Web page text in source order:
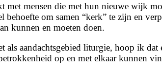
met mensen die met hun nieuwe wijk
behoefte om samen “kerk” te zijn en
kunnen en moeten doen.
als aandachtsgebied liturgie, hoop ik
op en met elkaar kunnen